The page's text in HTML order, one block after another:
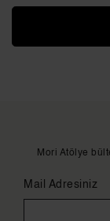
Mori Atölye
Mail Adresiniz